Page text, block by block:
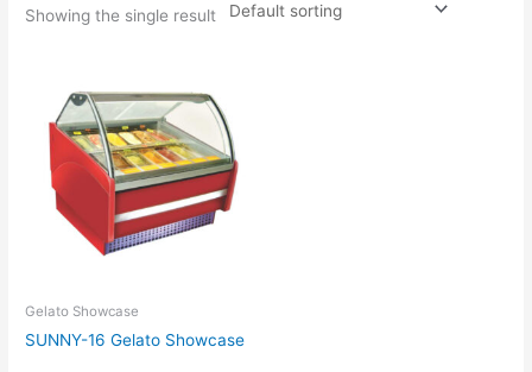
Showing the single result
Gelato Showcase
SUNNY-16 Gelato Showcase